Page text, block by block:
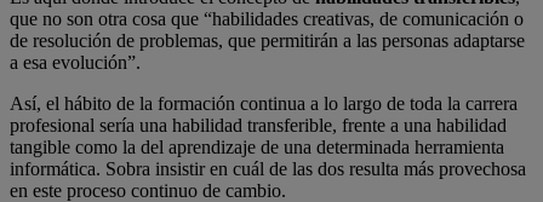
que no son otra cosa que “habilidades creativas, de comunicación o
de resolución de problemas, que permitirán a las personas adaptarse
a esa evolución”.
Así, el hábito de la formación continua a lo largo de toda la carrera
profesional sería una habilidad transferible, frente a una habilidad
tangible como la del aprendizaje de una determinada herramienta
informática. Sobra insistir en cuál de las dos resulta más provechosa
en este proceso continuo de cambio.